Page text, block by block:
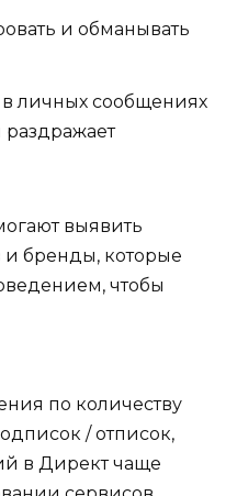
и обманывать
личных сообщениях
раздражает
выявить
и бренды, которые
чтобы
по количеству
/ отписок,
в Директ чаще